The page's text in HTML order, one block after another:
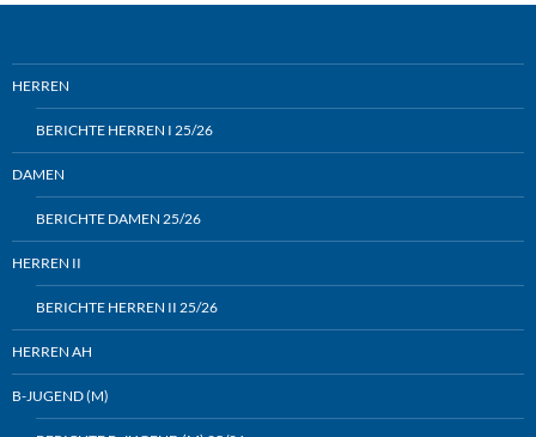
HERREN
BERICHTE HERREN I 25/26
DAMEN
BERICHTE DAMEN 25/26
HERREN II
BERICHTE HERREN II 25/26
HERREN AH
B-JUGEND (M)